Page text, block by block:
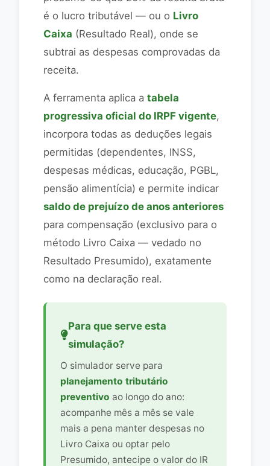
é o lucro tributável — ou o Livro
Caixa (Resultado Real), onde se
subtrai as despesas comprovadas da
receita.
A ferramenta aplica a tabela
progressiva oficial do IRPF vigente,
incorpora todas as deduções legais
permitidas (dependentes, INSS,
despesas médicas, educação, PGBL,
pensão alimentícia) e permite indicar
saldo de prejuízo de anos anteriores
para compensação (exclusivo para o
método Livro Caixa — vedado no
Resultado Presumido), exatamente
como na declaração real.
Para que serve esta
simulação?
O simulador serve para
planejamento tributário
preventivo ao longo do ano:
acompanhe mês a mês se vale
mais a pena manter despesas no
Livro Caixa ou optar pelo
Presumido, antecipe o valor do IR